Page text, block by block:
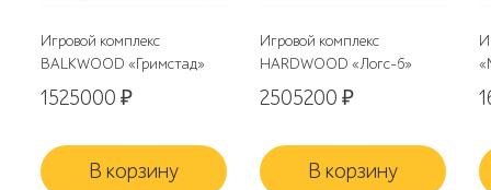
Игровой комплекс
BALKWOOD «Гримстад»
1525000₽
В корзину
Игровой комплекс
HARDWOOD «Логс-6»
2505200₽
В корзину